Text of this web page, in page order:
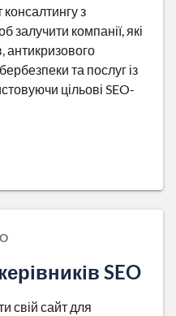
з
залучити компанії, які
антикризового
та послуг із
цільові SEO-
SEO
свій сайт для